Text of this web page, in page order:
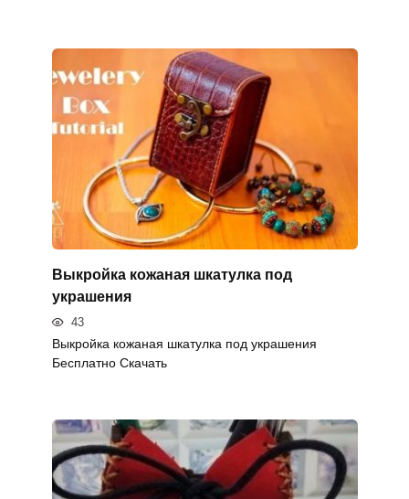
Выкройка кожаная шкатулка под
украшения
43
Выкройка кожаная шкатулка под украшения
Бесплатно Скачать